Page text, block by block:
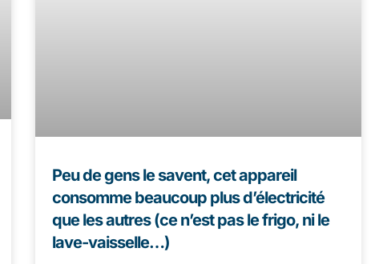
Peu de gens le savent, cet appareil
consomme beaucoup plus d’électricité
que les autres (ce n’est pas le frigo, ni le
lave-vaisselle…)